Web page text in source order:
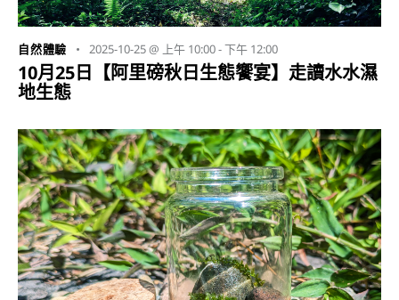
自然體驗 2025-10-25 @ 上午 10:00-下午 12:00
10月25日【阿里磅秋日生態饗宴】走讀水水濕
地生態